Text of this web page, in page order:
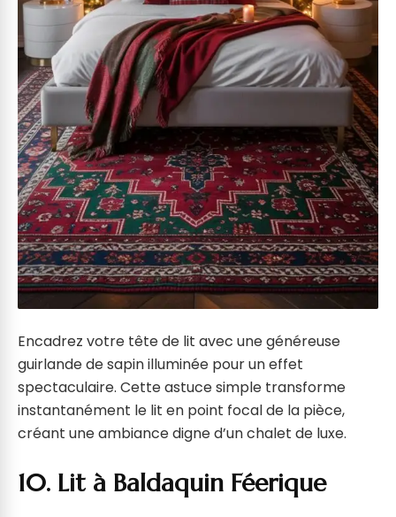
Encadrez votre tête de lit avec une généreuse
guirlande de sapin illuminée pour un effet
spectaculaire. Cette astuce simple transforme
instantanément le lit en point focal de la pièce,
créant une ambiance digne d’un chalet de luxe.
10. Lit à Baldaquin Féerique